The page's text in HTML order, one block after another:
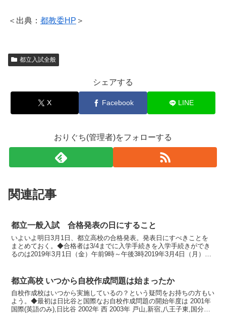
＜出典： 都教委HP ＞
都立入試全般
シェアする
X Facebook LINE
おりぐち(管理者)をフォローする
関連記事
都立一般入試 合格発表の日にすること
いよいよ明日3月1日、都立高校の合格発表。発表日にすべきことを
まとめておく。◆合格者は3/4までに入学手続きを入学手続きができ
るのは2019年3月1日（金）午前9時～午後3時2019年3月4日（月）午
都立高校 いつから自校作成問題は始まったか
自校作成校はいつから実施しているの？という疑問をお持ちの方もい
よう。◆最初は日比谷と国際なお自校作成問題の開始年度は 2001年
国際(英語のみ),日比谷 2002年 西 2003年 戸山,新宿,八王子東,国分